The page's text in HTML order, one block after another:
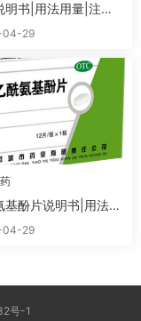
明书|用法用量|注意
04-29
基酚片说明书|用法用
项
04-29
号-1